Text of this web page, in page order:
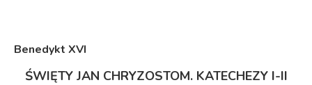
Benedykt XVI
ŚWIĘTY JAN CHRYZOSTOM. KATECHEZY I-II